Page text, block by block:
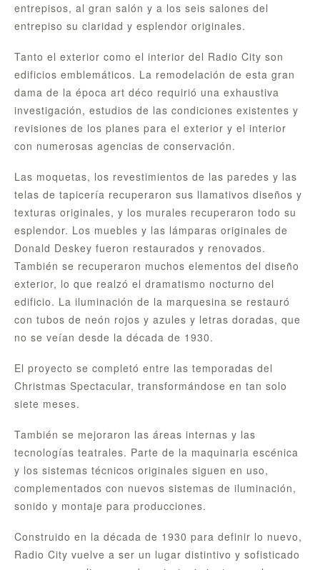
entrepisos, al gran salón y a los seis salones del
entrepiso su claridad y esplendor originales.
Tanto el exterior como el interior del Radio City son
edificios emblemáticos. La remodelación de esta gran
dama de la época art déco requirió una exhaustiva
investigación, estudios de las condiciones existentes y
revisiones de los planes para el exterior y el interior
con numerosas agencias de conservación.
Las moquetas, los revestimientos de las paredes y las
telas de tapicería recuperaron sus llamativos diseños y
texturas originales, y los murales recuperaron todo su
esplendor. Los muebles y las lámparas originales de
Donald Deskey fueron restaurados y renovados.
También se recuperaron muchos elementos del diseño
exterior, lo que realzó el dramatismo nocturno del
edificio. La iluminación de la marquesina se restauró
con tubos de neón rojos y azules y letras doradas, que
no se veían desde la década de 1930.
El proyecto se completó entre las temporadas del
Christmas Spectacular, transformándose en tan solo
siete meses.
También se mejoraron las áreas internas y las
tecnologías teatrales. Parte de la maquinaria escénica
y los sistemas técnicos originales siguen en uso,
complementados con nuevos sistemas de iluminación,
sonido y montaje para producciones.
Construido en la década de 1930 para definir lo nuevo,
Radio City vuelve a ser un lugar distintivo y sofisticado